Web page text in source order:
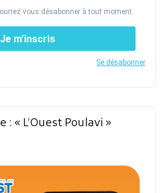
vous désabonner à tout moment.
Je m’inscris
Se désabonner
« L’Ouest Poulavi »